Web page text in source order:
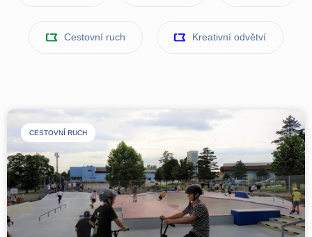
Cestovní ruch Kreativní odvětví
CESTOVNÍ RUCH